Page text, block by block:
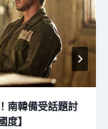
南韓備受話題討
度】